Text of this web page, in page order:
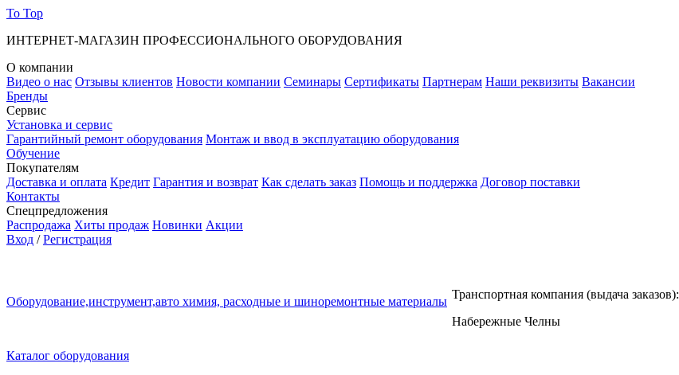
To Top
ИНТЕРНЕТ-МАГАЗИН ПРОФЕССИОНАЛЬНОГО ОБОРУДОВАНИЯ
О компании
Видео о нас Отзывы клиентов Новости компании Семинары Сертификаты Партнерам Наши реквизиты Вакансии
Бренды
Сервис
Установка и сервис
Гарантийный ремонт оборудования Монтаж и ввод в эксплуатацию оборудования
Обучение
Покупателям
Доставка и оплата Кредит Гарантия и возврат Как сделать заказ Помощь и поддержка Договор поставки
Контакты
Спецпредложения
Распродажа Хиты продаж Новинки Акции
Вход /Регистрация
Оборудование,инструмент,авто химия, расходные и шиноремонтные материалы
Транспортная компания (выдача заказов):
Набережные Челны
Каталог оборудования